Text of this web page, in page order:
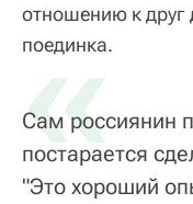
отношению к друг
поединка.
«
Сам россиянин
постарается
"Это хороший